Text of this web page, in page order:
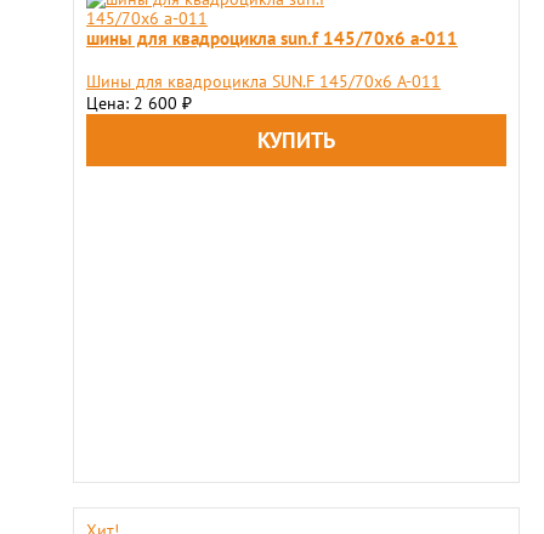
шины для квадроцикла sun.f 145/70х6 а-011
Шины для квадроцикла SUN.F 145/70х6 А-011
Цена: 2 600 ₽